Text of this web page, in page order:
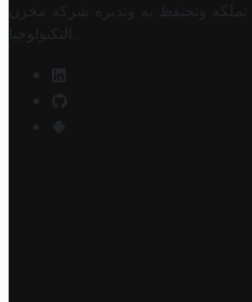
وتحتفظ به وتديره
شركة مخزن
التكنولوجيا